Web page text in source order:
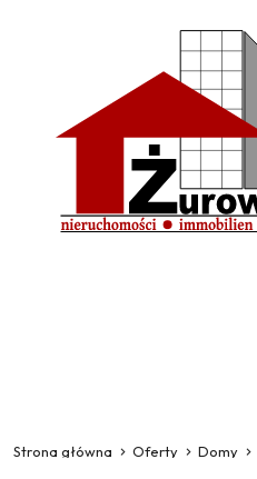
Strona główna Oferty Domy